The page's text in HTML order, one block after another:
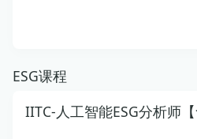
ESG课程
IITC-人工智能ESG分析师【